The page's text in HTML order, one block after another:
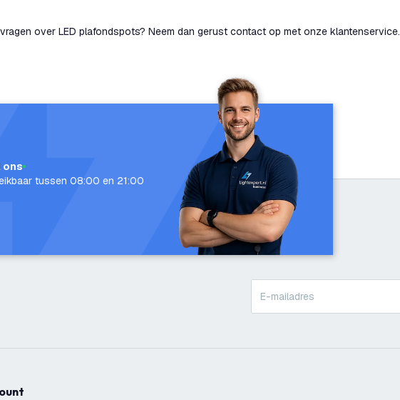
over LED plafondspots? Neem dan gerust contact op met onze klantenservice.
ons
tussen 08:00 en 21:00